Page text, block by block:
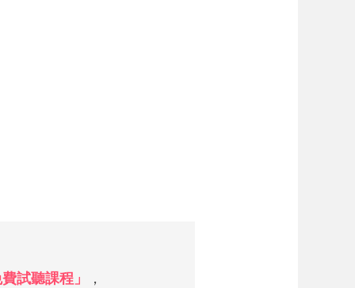
試聽課程」
，